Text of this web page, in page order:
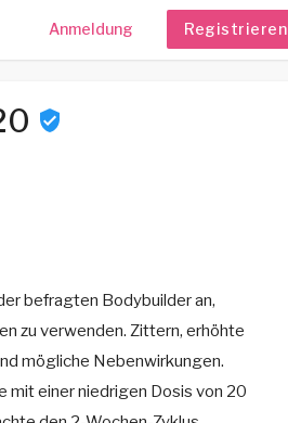
Anmeldung Registrieren
befragten Bodybuilder an,
zu verwenden. Zittern, erhöhte
mögliche Nebenwirkungen.
einer niedrigen Dosis von 20